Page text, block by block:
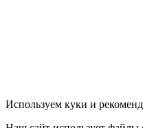
Используем куки и